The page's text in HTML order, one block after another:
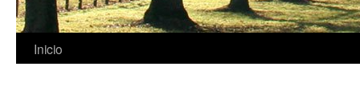
Saltar
Inicio